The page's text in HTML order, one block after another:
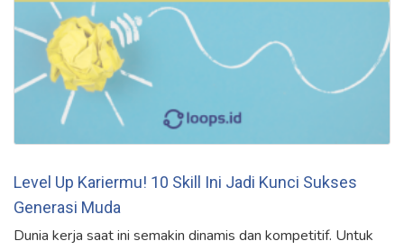
Level Up Kariermu! 10 Skill Ini Jadi Kunci Sukses
Generasi Muda
Dunia kerja saat ini semakin dinamis dan kompetitif. Untuk